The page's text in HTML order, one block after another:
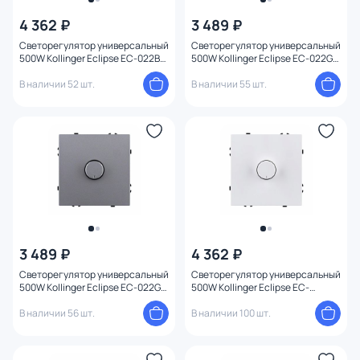
4 362 ₽
Светорегулятор универсальный
500W Kollinger Eclipse EC-022BK
В наличии 52 шт.
3 489 ₽
Светорегулятор универсальный
500W Kollinger Eclipse EC-022GD
В наличии 55 шт.
3 489 ₽
Светорегулятор универсальный
500W Kollinger Eclipse EC-022GY
В наличии 56 шт.
4 362 ₽
Светорегулятор универсальный
500W Kollinger Eclipse EC-
В наличии 100 шт.